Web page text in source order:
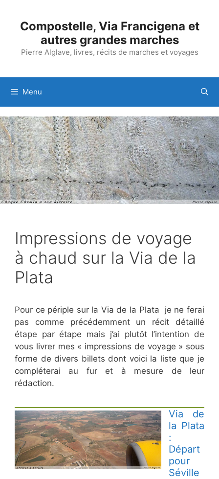
contenuCompostelle, Via Francigena et
autres grandes marches
Pierre Alglave, livres, récits de marches et voyages
Menu
Impressions de voyage
à chaud sur la Via de la
Plata
Pour ce périple sur la Via de la Plata je ne ferai
pas comme précédemment un récit détaillé
étape par étape mais j’ai plutôt l’intention de
vous livrer mes « impressions de voyage » sous
forme de divers billets dont voici la liste que je
compléterai au fur et à mesure de leur
rédaction.
Via de
la Plata
:
Départ
pour
Séville